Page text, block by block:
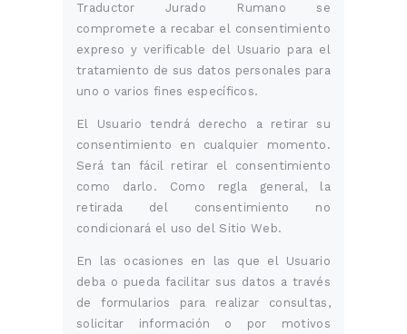
Traductor Jurado Rumano se
compromete a recabar el consentimiento
expreso y verificable del Usuario para el
tratamiento de sus datos personales para
uno o varios fines específicos.
El Usuario tendrá derecho a retirar su
consentimiento en cualquier momento.
Será tan fácil retirar el consentimiento
como darlo. Como regla general, la
retirada del consentimiento no
condicionará el uso del Sitio Web.
En las ocasiones en las que el Usuario
deba o pueda facilitar sus datos a través
de formularios para realizar consultas,
solicitar información o por motivos